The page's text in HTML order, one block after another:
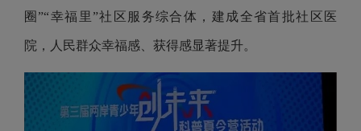
圈”“幸福里”社区服务综合体，建成全省首批社区医
院，人民群众幸福感、获得感显著提升。